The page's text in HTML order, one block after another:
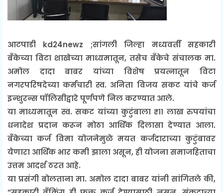
आटपाडी kd24newz ;सांगली जिल्हा मध्यवर्ती सहकारी
बँकेच्या विटा शाखेच्या माध्यमातून, तसेच बँकेचे संचालक मा.
अमोल दादा बाबर यांच्या विशेष प्रयत्नातून विटा
नगरपरिषदेच्या कर्मचारी स्व. अनिता विजय सकट यांचे कर्ज
इन्शुरन्स पॉलिसीद्वारे पूर्णपणे निल करण्यात आले.
या माध्यमातून स्व. सकट यांच्या कुटुंबाला ₹११ लाख रुपयांचा
धनादेश प्रदान करून मोठा आर्थिक दिलासा देण्यात आला.
बँकेच्या कर्ज विमा योजनेमुळे मयत कर्जदाराच्या कुटुंबावर
येणारा आर्थिक भार कमी झाला असून, ही योजना समाजहिताचा
उत्तम आदर्श ठरत आहे.
या प्रसंगी बोलताना मा. अमोल दादा बाबर यांनी सांगितले की,